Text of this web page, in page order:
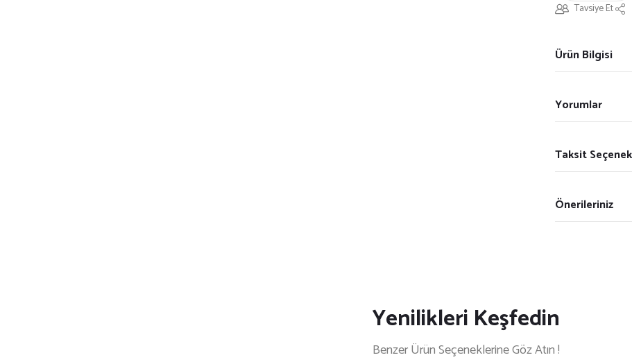
Tavsiye Et
Ürün Bilgisi
Yorumlar
Taksit
Önerileriniz
Yenilikleri Keşfedin
Benzer Ürün Seçeneklerine Göz Atın !